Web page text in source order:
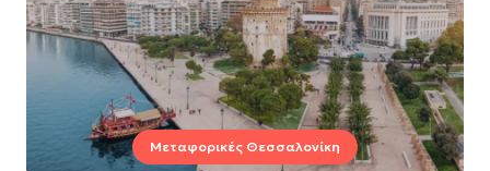
Μεταφορικές Θεσσαλονίκη